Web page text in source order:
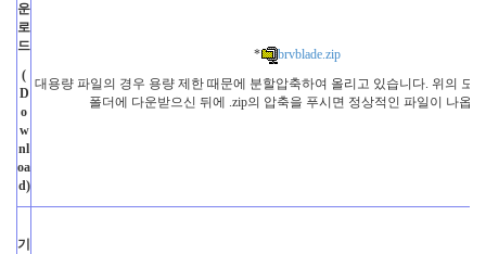
운
로
드
(
D
o
w
nl
oa
d)
*
brvblade.zip
대용량 파일의 경우 용량 제한 때문에 분할압축하여 올리고 있습니다. 위의 모
폴더에 다운받으신 뒤에 .zip의 압축을 푸시면 정상적인 파일이 나옵
기